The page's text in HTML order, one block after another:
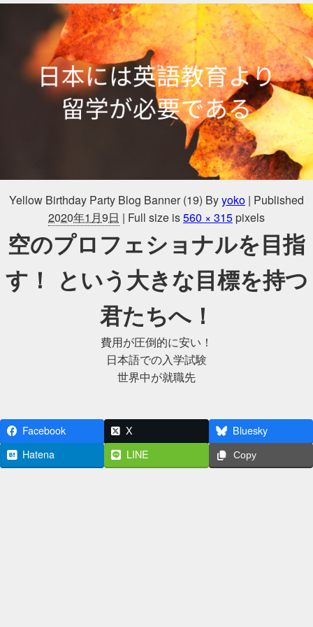
Yellow Birthday Party Blog Banner (19) Byyoko | Published
2020年1月9日 | Full size is560 × 315 pixels
空のプロフェショナルを目指
す！ という大きな目標を持つ
君たちへ！
費用が圧倒的に安い！
日本語での入学試験
世界中が就職先
Facebook X
Bluesky
Hatena
LINE Copy